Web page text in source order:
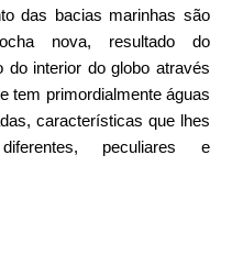
das bacias marinhas são
nova, resultado do
do interior do globo através
tem primordialmente águas
características que lhes
peculiares e